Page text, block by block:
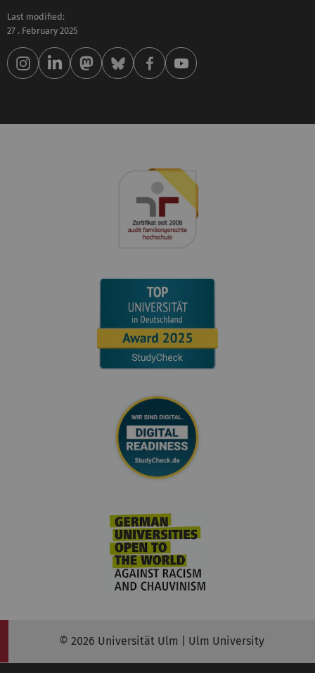
Last modified:
27 . February 2025
© 2026 Universität Ulm | Ulm University